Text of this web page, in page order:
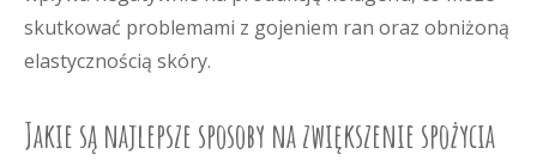
skutkować problemami z gojeniem ran oraz obniżoną
elastycznością skóry.
Jakie są najlepsze sposoby na zwiększenie spożycia